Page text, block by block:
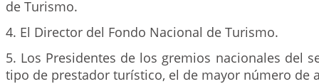
de Turismo.
4. El Director del Fondo Nacional de Turismo.
5. Los Presidentes de los gremios nacionales del
tipo de prestador turístico, el de mayor número de